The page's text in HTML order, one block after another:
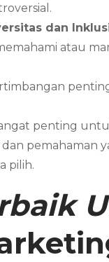
dan
atau
penting
pemahaman
pilih.